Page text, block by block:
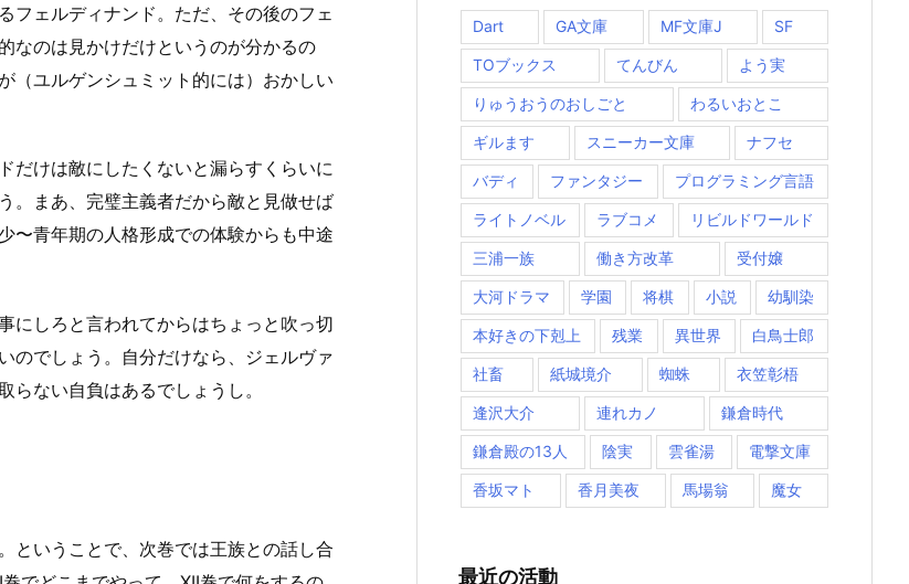
フェルディナンド。ただ、その後のフェ
なのは見かけだけというのが分かるの
（ユルゲンシュミット的には）おかしい
だけは敵にしたくないと漏らすくらいに
。まあ、完璧主義者だから敵と見做せば
〜青年期の人格形成での体験からも中途
にしろと言われてからはちょっと吹っ切
のでしょう。自分だけなら、ジェルヴァ
ない自負はあるでしょうし。
ということで、次巻では王族との話し合
Dart GA文庫 MF文庫J SF
TOブックス てんびん よう実
りゅうおうのおしごと わるいおとこ
ギルます スニーカー文庫 ナフセ
バディ ファンタジー プログラミング言語
ライトノベル ラブコメ リビルドワールド
三浦一族 働き方改革 受付嬢
大河ドラマ 学園 将棋 小説 幼馴染
本好きの下剋上 残業 異世界 白鳥士郎
社畜 紙城境介 蜘蛛 衣笠彰梧
逢沢大介 連れカノ 鎌倉時代
鎌倉殿の13人 陰実 雲雀湯 電撃文庫
香坂マト 香月美夜 馬場翁 魔女
最近の活動